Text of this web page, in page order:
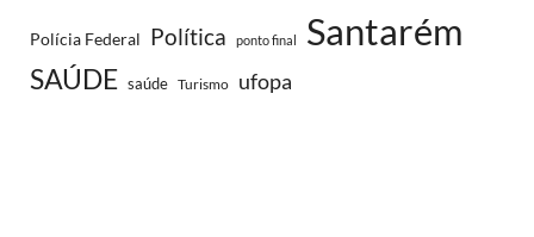
Polícia Federal Política ponto final Santarém
SAÚDE saúde Turismo ufopa